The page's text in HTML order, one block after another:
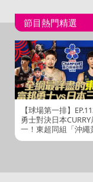
節目熱門精選
【球場第一排】
勇士對決日本
一！東超同組「沖繩
王」與「韓國安養